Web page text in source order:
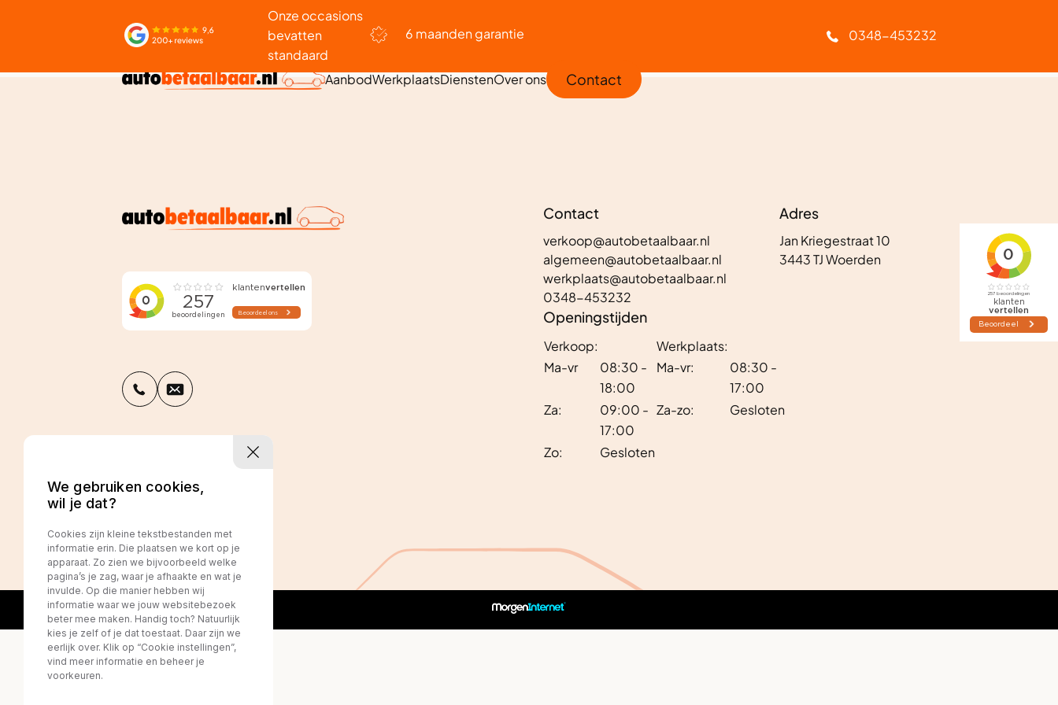
Onze occasions
bevatten
standaard
6 maanden garantie Geen afleverkosten
0348-453232
AanbodWerkplaatsDienstenOver ons Contact
Contact
verkoop@autobetaalbaar.nl
algemeen@autobetaalbaar.nl
werkplaats@autobetaalbaar.nl
0348-453232
Adres
Jan Kriegestraat 10
3443 TJ Woerden
Openingstijden
Verkoop:
Ma-vr
08:30 -
18:00
Za:
09:00 -
17:00
Zo:
Gesloten
Werkplaats:
Ma-vr:
08:30 -
17:00
Za-zo:
Gesloten
Privacy policy
We gebruiken cookies,
wil je dat?
Cookies zijn kleine tekstbestanden met
informatie erin. Die plaatsen we kort op je
apparaat. Zo zien we bijvoorbeeld welke
pagina’s je zag, waar je afhaakte en wat je
invulde. Op die manier hebben wij
informatie waar we jouw websitebezoek
beter mee maken. Handig toch? Natuurlijk
kies je zelf of je dat toestaat. Daar zijn we
eerlijk over. Klik op “Cookie instellingen”,
vind meer informatie en beheer je
voorkeuren.